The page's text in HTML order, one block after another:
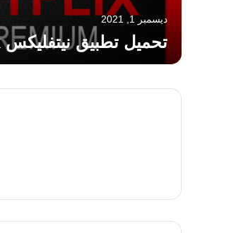
ديسمبر 1, 2021
تحميل تطبيق نيتفليكس netflix مهكر للاندرويد